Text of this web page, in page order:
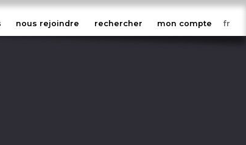
nous rejoindre rechercher mon compte